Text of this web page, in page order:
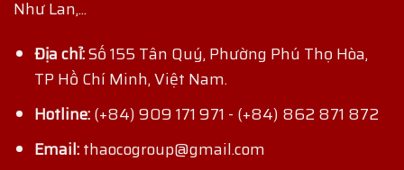
Như Lan,...
Địa chỉ:Số 155 Tân Quý, Phường Phú Thọ Hòa,
TP Hồ Chí Minh, Việt Nam.
Hotline:(+84) 909 171 971 - (+84) 862 871 872
Email:thaocogroup@gmail.com